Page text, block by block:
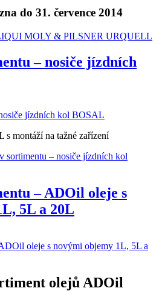
do 31. července 2014
MOLY & PILSNER URQUELL
– nosiče jízdních
montáží na tažné zařízení
sortimentu – nosiče jízdních kol
– ADOil oleje s
5L a 20L
olejů ADOil